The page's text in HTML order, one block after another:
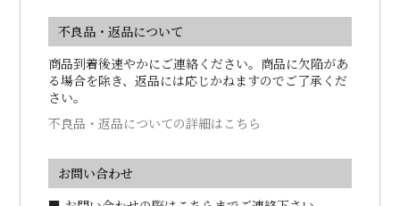
不良品・返品について
商品到着後速やかにご連絡ください。商品に欠陥があ
る場合を除き、返品には応じかねますのでご了承くだ
さい。
不良品・返品についての詳細はこちら
お問い合わせ